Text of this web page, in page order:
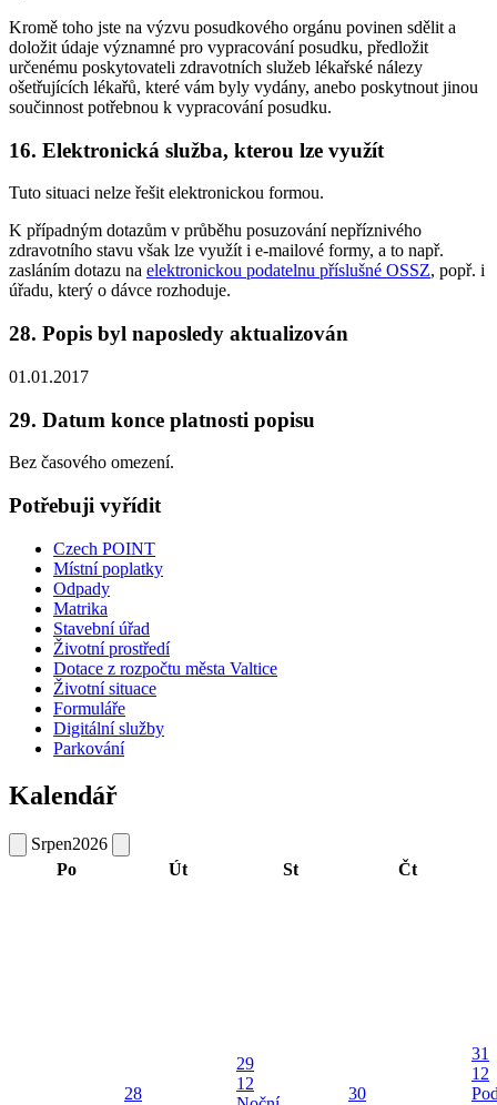
Kromě toho jste na výzvu posudkového orgánu povinen sdělit a
doložit údaje významné pro vypracování posudku, předložit
určenému poskytovateli zdravotních služeb lékařské nálezy
ošetřujících lékařů, které vám byly vydány, anebo poskytnout jinou
součinnost potřebnou k vypracování posudku.
16. Elektronická služba, kterou lze využít
Tuto situaci nelze řešit elektronickou formou.
K případným dotazům v průběhu posuzování nepříznivého
zdravotního stavu však lze využít i e-mailové formy, a to např.
zasláním dotazu na elektronickou podatelnu příslušné OSSZ, popř. i
úřadu, který o dávce rozhoduje.
28. Popis byl naposledy aktualizován
01.01.2017
29. Datum konce platnosti popisu
Bez časového omezení.
Potřebuji vyřídit
Czech POINT
Místní poplatky
Odpady
Matrika
Stavební úřad
Životní prostředí
Dotace z rozpočtu města Valtice
Životní situace
Formuláře
Digitální služby
Parkování
Kalendář
Srpen2026
Po
Út St Čt
28
29
12
30
31
12